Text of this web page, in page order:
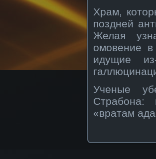
Храм,
поздней
Желая
омовение
идущие
Ученые
Страбона:
«вратам